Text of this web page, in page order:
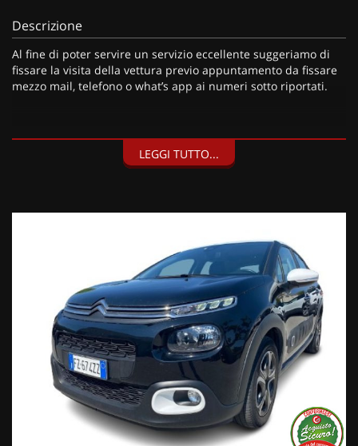
Descrizione
Al fine di poter servire un servizio eccellente suggeriamo di
fissare la visita della vettura previo appuntamento da fissare
mezzo mail, telefono o what’s app ai numeri sotto riportati.
• Consegna a domicilio;
individuali/società);
• Garanzia legale di Conformità prevista obbligatoriamente
dal Codice del Consumo;
• Garanzia estendibile fino a 60 mesi.
Segui Automobili Vendraminie leggi le recensioni che
descrivono l’esperienza dei nostri clienti:
• Sul nostro sito ufficiale www.automobilivendramini.it dove
potrai trovare l’intero parco auto aggiornato, maggiori foto e
info per ogni singola vettura, i nostri servizi e la nostra storia.
• Sulla nostra pagina Facebook
• Sulla nostra pagina Instagram
• Sul nostro profilo Google Business
LEGGI TUTTO...